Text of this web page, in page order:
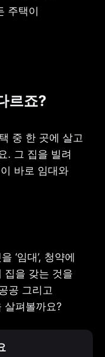
주택이
르죠?
중 한 곳에 살고
. 그 집을 빌려
바로 임대와
‘임대’, 청약에
집을 갖는 것을
공 그리고
살펴볼까요?